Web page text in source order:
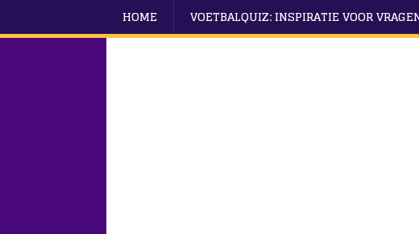
HOME VOETBALQUIZ: INSPIRATIE VOOR